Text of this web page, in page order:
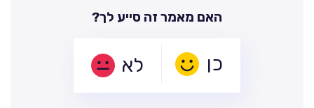
האם מאמר זה סייע לך?
לא